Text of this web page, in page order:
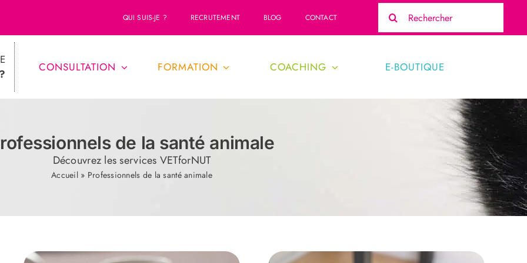
QUI SUIS-JE ? RECRUTEMENT BLOG CONTACT
CONSULTATION FORMATION COACHING E-BOUTIQUE
de la santé animale
Découvrez les services VETforNUT
Accueil» Professionnels de la santé animale